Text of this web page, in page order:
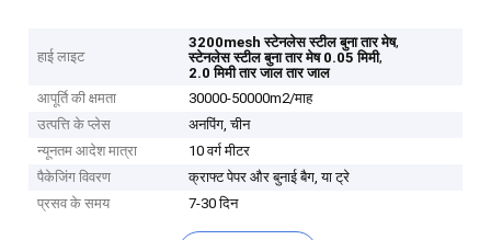
हाई लाइट
3200mesh स्टेनलेस स्टील बुना तार मेष,
स्टेनलेस स्टील बुना तार मेष 0.05 मिमी,
2.0 मिमी तार जाल तार जाल
आपूर्ति की क्षमता
30000-50000m2/माह
उत्पत्ति के प्लेस
अनपिंग, चीन
न्यूनतम आदेश मात्रा
10 वर्ग मीटर
पैकेजिंग विवरण
क्राफ्ट पेपर और बुनाई बैग, या ट्रे
प्रसव के समय
7-30 दिन